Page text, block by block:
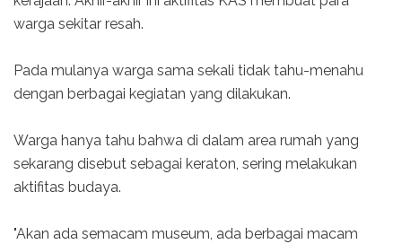
warga sekitar resah.
Pada mulanya warga sama sekali tidak tahu-menahu
dengan berbagai kegiatan yang dilakukan.
Warga hanya tahu bahwa di dalam area rumah yang
sekarang disebut sebagai keraton, sering melakukan
aktifitas budaya.
"Akan ada semacam museum, ada berbagai macam